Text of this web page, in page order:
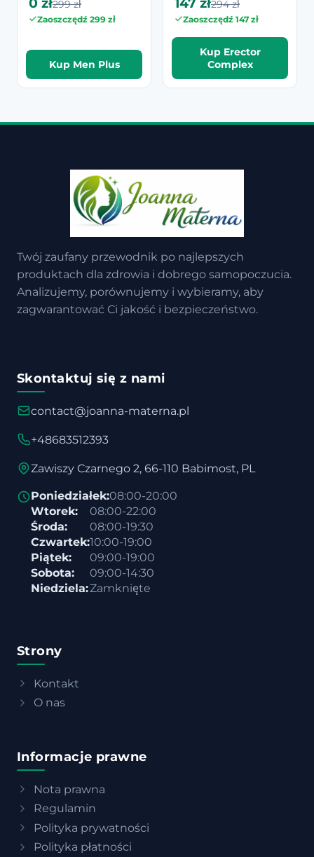
299 zł
Zaoszczędź 299 zł
Kup Men Plus
294 zł
Zaoszczędź 147 zł
Kup Erector
Complex
Twój zaufany przewodnik po najlepszych
produktach dla zdrowia i dobrego samopoczucia.
Analizujemy, porównujemy i wybieramy, aby
zagwarantować Ci jakość i bezpieczeństwo.
Skontaktuj się z nami
contact@joanna-materna.pl
+48683512393
Zawiszy Czarnego 2, 66-110 Babimost, PL
Poniedziałek:08:00-20:00
Wtorek:
08:00-22:00
Środa:
08:00-19:30
Czwartek:10:00-19:00
Piątek:
09:00-19:00
Sobota:
09:00-14:30
Niedziela:Zamknięte
Strony
Kontakt
O nas
Informacje prawne
Nota prawna
Regulamin
Polityka prywatności
Polityka płatności